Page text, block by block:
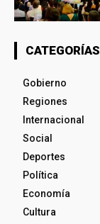
CATEGORÍAS
Gobierno
Regiones
Internacional
Social
Deportes
Política
Economía
Cultura